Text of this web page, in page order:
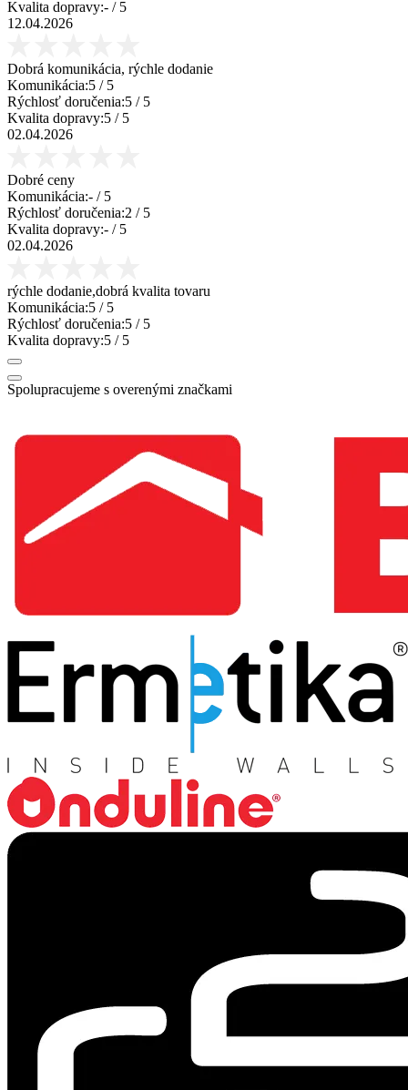
Kvalita dopravy:- / 5
12.04.2026
Dobrá komunikácia, rýchle dodanie
Komunikácia:5 / 5
Rýchlosť doručenia:5 / 5
Kvalita dopravy:5 / 5
02.04.2026
Dobré ceny
Komunikácia:- / 5
Rýchlosť doručenia:2 / 5
Kvalita dopravy:- / 5
02.04.2026
rýchle dodanie,dobrá kvalita tovaru
Komunikácia:5 / 5
Rýchlosť doručenia:5 / 5
Kvalita dopravy:5 / 5
Spolupracujeme s overenými značkami